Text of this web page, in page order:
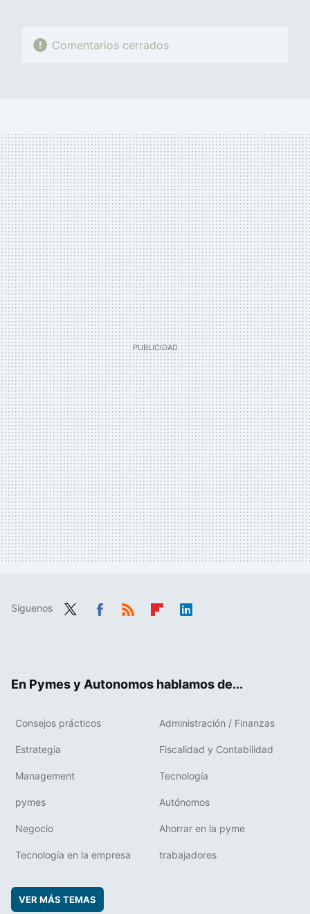
Comentarios cerrados
Síguenos
En Pymes y Autonomos hablamos de...
Consejos prácticos Administración / Finanzas
Estrategia Fiscalidad y Contabilidad
Management Tecnología
pymes Autónomos
Negocio Ahorrar en la pyme
Tecnología en la empresa trabajadores
VER MÁS TEMAS